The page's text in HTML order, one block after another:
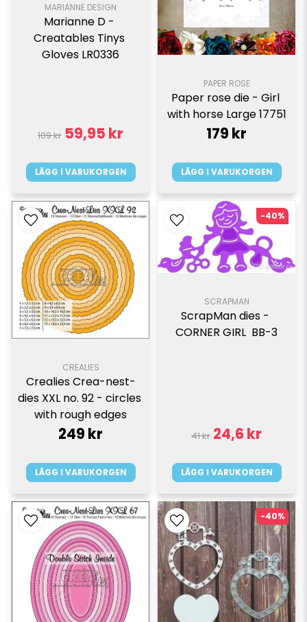
MARIANNE DESIGN
Marianne D -
Creatables Tinys
Gloves LR0336
109 kr 59,95 kr
LÄGG I VARUKORGEN
PAPER ROSE
Paper rose die - Girl
with horse Large 17751
179 kr
LÄGG I VARUKORGEN
CREALIES
Crealies Crea-nest-
dies XXL no. 92 - circles
with rough edges
249 kr
LÄGG I VARUKORGEN
SCRAPMAN
ScrapMan dies -
CORNER GIRL  BB-3
41 kr 24,6 kr
LÄGG I VARUKORGEN
-40%
-40%